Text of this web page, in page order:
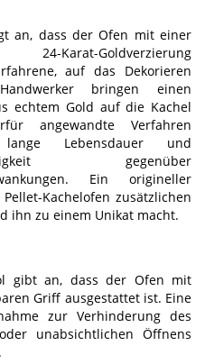
an, dass der Ofen mit einer
24-Karat-Goldverzierung
auf das Dekorieren
bringen einen
echtem Gold auf die Kachel
angewandte Verfahren
lange Lebensdauer und
gegenüber
Ein origineller
Kachelofen zusätzlichen
ihn zu einem Unikat macht.
gibt an, dass der Ofen mit
Griff ausgestattet ist. Eine
zur Verhinderung des
unabsichtlichen Öffnens